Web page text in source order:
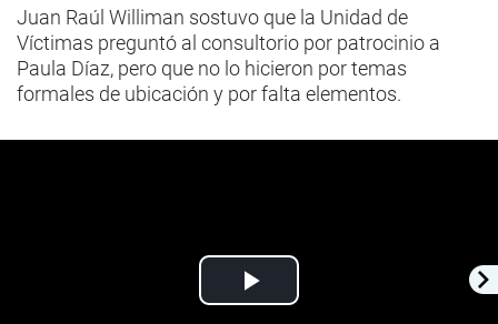
Juan Raúl Williman sostuvo que la Unidad de
Víctimas preguntó al consultorio por patrocinio a
Paula Díaz, pero que no lo hicieron por temas
formales de ubicación y por falta elementos.
Play